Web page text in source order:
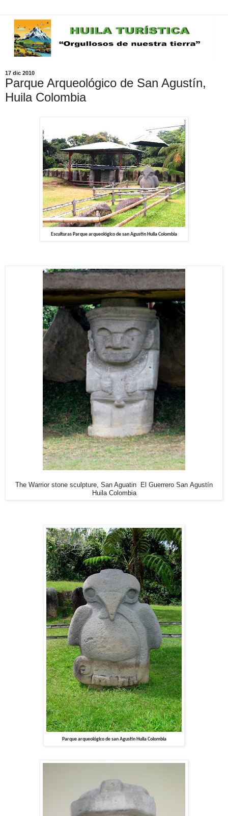
17 dic 2010
Parque Arqueológico de San Agustín,
Huila Colombia
Esculturas Parque arqueológico de san Agustin Huila Colombia
The Warrior stone sculpture, San Aguatin El Guerrero San Agustín
Huila Colombia
Parque arqueológico de san Agustin Huila Colombia